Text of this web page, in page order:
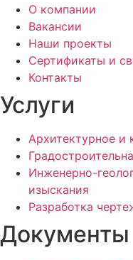
О компании
Вакансии
Наши проекты
Сертификаты и
Контакты
Услуги
Архитектурное и
Инженерно-
изыскания
Разработка
Документы